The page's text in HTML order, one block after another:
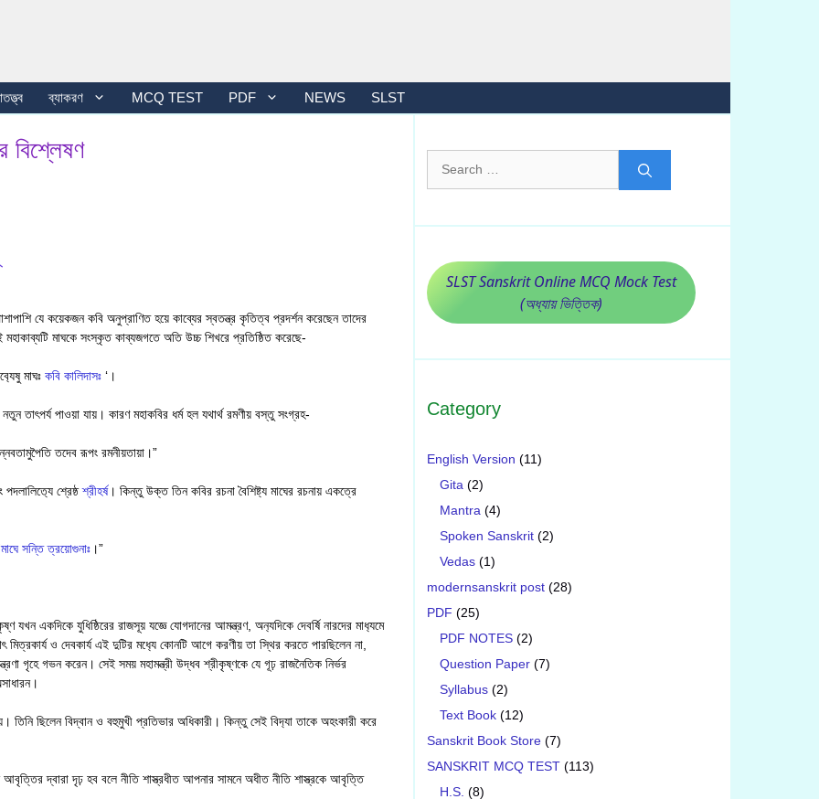
ব্যাকরণ MCQ TEST PDF NEWS SLST
বিশ্লেষণ
যে কয়েকজন কবি অনুপ্রাণিত হয়ে কাব্যের স্বতন্ত্র কৃতিত্ব প্রদর্শন করেছেন তাদের
মাঘকে সংস্কৃত কাব্যজগতে অতি উচ্চ শিখরে প্রতিষ্ঠিত করেছে-
মাঘঃ কবি কালিদাসঃ ‘।
তাৎপর্য পাওয়া যায়। কারণ মহাকবির ধর্ম হল যথার্থ রমণীয় বস্তু সংগ্রহ-
তদেব রূপং রমনীয়তায়া।”
পদলালিত‍্যে শ্রেষ্ঠশ্রীহর্ষ। কিন্তু উক্ত তিন কবির রচনা বৈশিষ্ট‍্য মাঘের রচনায় একত্রে
মাঘে সন্তি ত্রয়োগুনাঃ ।”
যখন একদিকে যুধিষ্ঠিরের রাজসূয় যজ্ঞে যোগদানের আমন্ত্রণ, অন‍্যদিকে দেবর্ষি নারদের মাধ‍্যমে
মিত্রকার্য ও দেবকার্য এই দুটির মধ‍্যে কোনটি আগে করণীয় তা স্থির করতে পারছিলেন না,
গৃহে গভন করেন। সেই সময় মহামন্ত্রী উদ্ধব শ্রীকৃষ্ণকে যে গূঢ় রাজনৈতিক নির্ভর
তিনি ছিলেন বিদ্বান ও বহুমুখী প্রতিভার অধিকারী। কিন্তু সেই বিদ‍্যা তাকে অহংকারী করে
আবৃত্তির দ্বারা দৃঢ় হব বলে নীতি শাস্ত্রধীত আপনার সামনে অধীত নীতি শাস্ত্রকে আবৃত্তি
for:
SLST Sanskrit Online MCQ Mock Test
(অধ্যায় ভিত্তিক)
Category
English Version (11)
Gita (2)
Mantra (4)
Spoken Sanskrit (2)
Vedas (1)
modernsanskrit post (28)
PDF (25)
PDF NOTES (2)
Question Paper (7)
Syllabus (2)
Text Book (12)
Sanskrit Book Store (7)
SANSKRIT MCQ TEST (113)
H.S. (8)